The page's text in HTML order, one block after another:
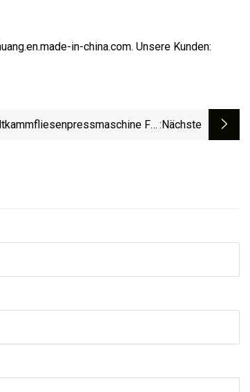
in-china.com. Unsere Kunden:
Für :nächste